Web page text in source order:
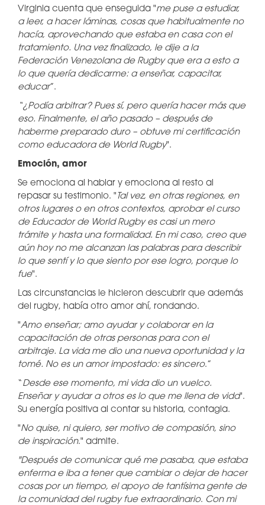
Virginia cuenta que enseguida "me puse a estudiar,
a leer, a hacer láminas, cosas que habitualmente no
hacía, aprovechando que estaba en casa con el
tratamiento. Una vez finalizado, le dije a la
Federación Venezolana de Rugby que era a esto a
lo que quería dedicarme: a enseñar, capacitar,
educar”.
“¿Podía arbitrar? Pues sí, pero quería hacer más que
eso. Finalmente, el año pasado – después de
haberme preparado duro – obtuve mi certificación
como educadora de World Rugby".
Emoción, amor
Se emociona al hablar y emociona al resto al
repasar su testimonio. " Tal vez, en otras regiones, en
otros lugares o en otros contextos, aprobar el curso
de Educador de World Rugby es casi un mero
trámite y hasta una formalidad. En mi caso, creo que
aún hoy no me alcanzan las palabras para describir
lo que sentí y lo que siento por ese logro, porque lo
fue".
Las circunstancias le hicieron descubrir que además
del rugby, había otro amor ahí, rondando.
"Amo enseñar; amo ayudar y colaborar en la
capacitación de otras personas para con el
arbitraje. La vida me dio una nueva oportunidad y la
tomé. No es un amor impostado: es sincero.”
“ Desde ese momento, mi vida dio un vuelco.
Enseñar y ayudar a otros es lo que me llena de vida".
Su energía positiva al contar su historia, contagia.
"No quise, ni quiero, ser motivo de compasión, sino
de inspiración." admite.
"Después de comunicar qué me pasaba, que estaba
enferma e iba a tener que cambiar o dejar de hacer
cosas por un tiempo, el apoyo de tantísima gente de
la comunidad del rugby fue extraordinario. Con mi